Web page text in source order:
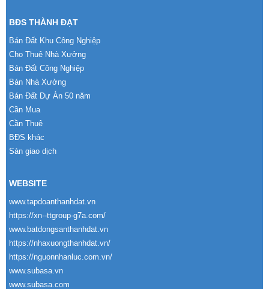
BĐS THÀNH ĐẠT
Bán Đất Khu Công Nghiệp
Cho Thuê Nhà Xưởng
Bán Đất Công Nghiệp
Bán Nhà Xưởng
Bán Đất Dự Án 50 năm
Cần Mua
Cần Thuê
BĐS khác
Sàn giao dịch
WEBSITE
www.tapdoanthanhdat.vn
https://xn--ttgroup-g7a.com/
www.batdongsanthanhdat.vn
https://nhaxuongthanhdat.vn/
https://nguonnhanluc.com.vn/
www.subasa.vn
www.subasa.com